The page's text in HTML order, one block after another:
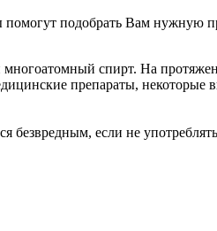
подобрать Вам нужную
спирт. На
препараты, некоторые
если не